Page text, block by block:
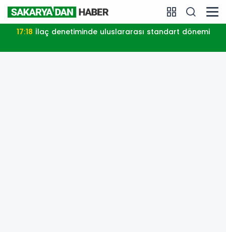
17:39 Kocaeli'de kırsal mahalleye modern yol